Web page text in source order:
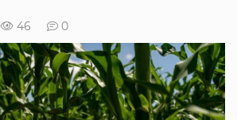
46 0